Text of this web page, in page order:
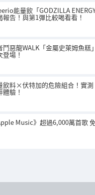
能量飲「GODZILLA
報告！與第1彈比較喝看看！
鬥惡龍WALK「金屬史萊姆魚糕
登場！
飲料×伏特加的危險組合！實測
體驗！
Music》超過6,000萬首歌